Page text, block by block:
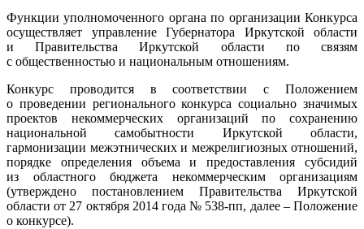
Функции уполномоченного органа по организации Конкурса
осуществляет управление Губернатора Иркутской области
и Правительства Иркутской области по связям
с общественностью и национальным отношениям.
Конкурс проводится в соответствии с Положением
о проведении регионального конкурса социально значимых
проектов некоммерческих организаций по сохранению
национальной самобытности Иркутской области,
гармонизации межэтнических и межрелигиозных отношений,
порядке определения объема и предоставления субсидий
из областного бюджета некоммерческим организациям
(утверждено постановлением Правительства Иркутской
области от 27 октября 2014 года № 538-пп, далее – Положение
о конкурсе).